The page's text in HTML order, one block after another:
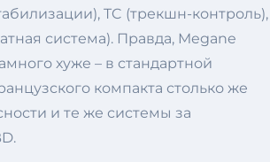
TC (трекшн-контроль),
система). Правда, Megane
хуже – в стандартной
компакта столько же
и те же системы за